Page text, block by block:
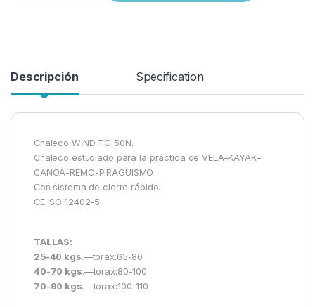
Descripción Specification
Chaleco WIND TG 50N.
Chaleco estudiado para la práctica de VELA–KAYAK–
CANOA-REMO-PIRAGUISMO
Con sistema de cierre rápido.
CE ISO 12402-5.
TALLAS:
25-40 kgs.—torax:65-80
40-70 kgs.—torax:80-100
70-90 kgs.—torax:100-110